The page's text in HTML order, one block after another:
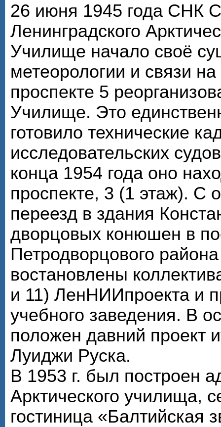
26 июня 1945 года СНК
Ленинградского
Училище начало своё
метеорологии и связи
проспекте 5
Училище. Это
готовило технические
исследовательских
конца 1954 года оно
проспекте, 3 (1 этаж). С
переезд в здания
дворцовых конюшен в
Петродворцового
востановлены
и 11) ЛенНИИпроекта и
учебного заведения. В
положен давний проект
Луиджи Руска.
В 1953 г. был построен
Арктического училища,
гостиница «Балтийская